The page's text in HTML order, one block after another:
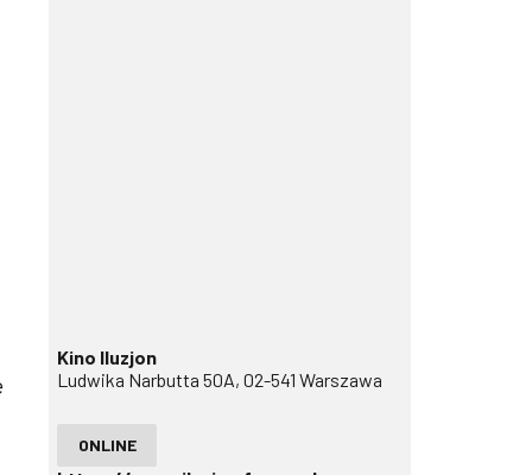
Kino Iluzjon
Ludwika Narbutta 50A, 02-541 Warszawa
ONLINE